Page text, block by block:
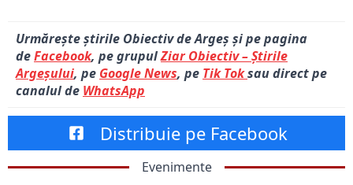
Urmărește știrile Obiectiv de Argeș și pe pagina
deFacebook, pe grupulZiar Obiectiv – Știrile
Argeșului, pe Google News, pe Tik Toksau direct pe
canalul de WhatsApp
Distribuie pe Facebook
Evenimente